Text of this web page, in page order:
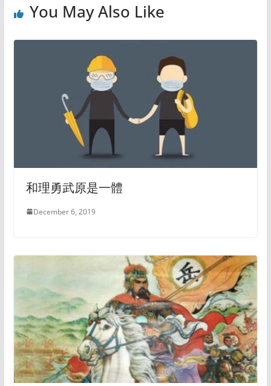
You May Also Like
和理勇武原是一體
December 6, 2019